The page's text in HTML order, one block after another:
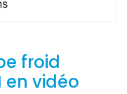
froid
en vidéo